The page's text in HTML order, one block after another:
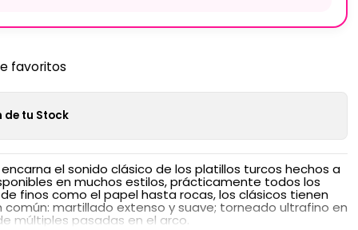
favoritos
tu Stock
el sonido clásico de los platillos turcos hechos a
en muchos estilos, prácticamente todos los
finos como el papel hasta rocas, los clásicos tienen
martillado extenso y suave; torneado ultrafino en
múltiples pasadas en el arco.